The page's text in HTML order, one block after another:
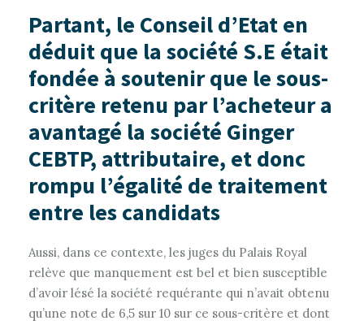
Partant, le Conseil d’Etat en
déduit que la société S.E était
fondée à soutenir que le sous-
critère retenu par l’acheteur a
avantagé la société Ginger
CEBTP, attributaire, et donc
rompu l’égalité de traitement
entre les candidats
Aussi, dans ce contexte, les juges du Palais Royal
relève que manquement est bel et bien susceptible
d’avoir lésé la société requérante qui n’avait obtenu
qu’une note de 6,5 sur 10 sur ce sous-critère et dont